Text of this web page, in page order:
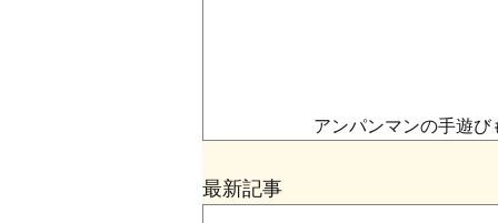
アンパンマンの手遊び
最新記事